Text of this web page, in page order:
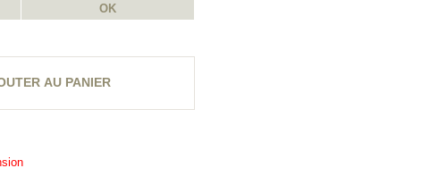
OK
AU PANIER